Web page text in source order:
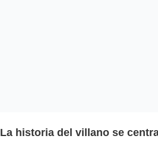
La historia del villano se